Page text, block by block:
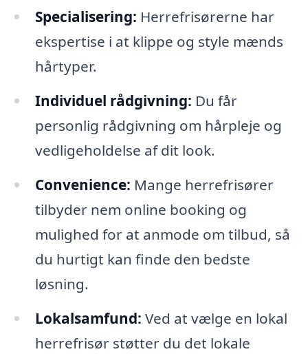
Specialisering: Herrefrisørerne har
ekspertise i at klippe og style mænds
hårtyper.
Individuel rådgivning: Du får
personlig rådgivning om hårpleje og
vedligeholdelse af dit look.
Convenience: Mange herrefrisører
tilbyder nem online booking og
mulighed for at anmode om tilbud, så
du hurtigt kan finde den bedste
løsning.
Lokalsamfund: Ved at vælge en lokal
herrefrisør støtter du det lokale